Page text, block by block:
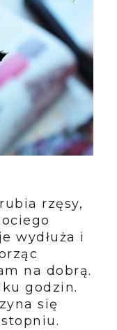
rzęsy,
wydłuża i
na dobrą.
godzin.
się